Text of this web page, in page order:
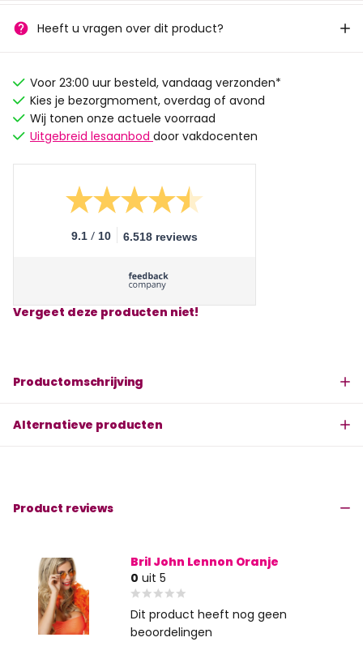
Heeft u vragen over dit product?
Voor 23:00 uur besteld, vandaag verzonden*
Kies je bezorgmoment, overdag of avond
Wij tonen onze actuele voorraad
Uitgebreid lesaanbod door vakdocenten
9.1 / 10 6.518 reviews
Vergeet deze producten niet!
Productomschrijving
Alternatieve producten
Product reviews
Bril John Lennon Oranje
0 uit 5
Dit product heeft nog geen
beoordelingen